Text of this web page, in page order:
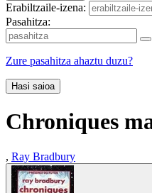
Erabiltzaile-izena:
Pasahitza:
Zure pasahitza ahaztu duzu?
Hasi saioa
Chroniques
, Ray Bradbury